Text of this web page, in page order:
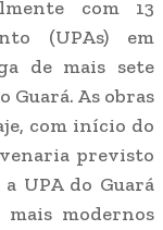
com 13
(UPAs) em
de mais sete
Guará. As obras
com início do
previsto
UPA do Guará
modernos